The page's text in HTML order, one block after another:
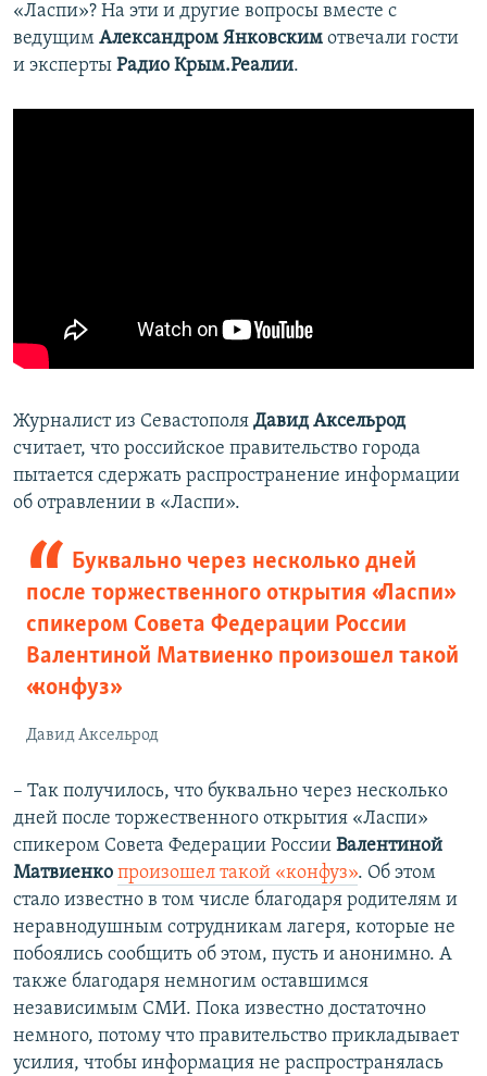
«Ласпи»? На эти и другие вопросы вместе с
ведущим Александром Янковским отвечали гости
и эксперты Радио Крым.Реалии.
Журналист из Севастополя Давид Аксельрод
считает, что российское правительство города
пытается сдержать распространение информации
об отравлении в «Ласпи».
Буквально через несколько дней
после торжественного открытия «Ласпи»
спикером Совета Федерации России
Валентиной Матвиенко произошел такой
«конфуз»
Давид Аксельрод
– Так получилось, что буквально через несколько
дней после торжественного открытия «Ласпи»
спикером Совета Федерации России Валентиной
Матвиенко произошел такой «конфуз». Об этом
стало известно в том числе благодаря родителям и
неравнодушным сотрудникам лагеря, которые не
побоялись сообщить об этом, пусть и анонимно. А
также благодаря немногим оставшимся
независимым СМИ. Пока известно достаточно
немного, потому что правительство прикладывает
усилия, чтобы информация не распространялась